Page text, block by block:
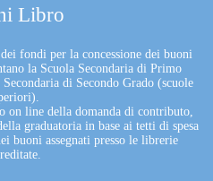
Libro
fondi per la concessione dei buoni
la Scuola Secondaria di Primo
di Secondo Grado (scuole
on line della domanda di contributo,
graduatoria in base ai tetti di spesa
buoni assegnati presso le librerie